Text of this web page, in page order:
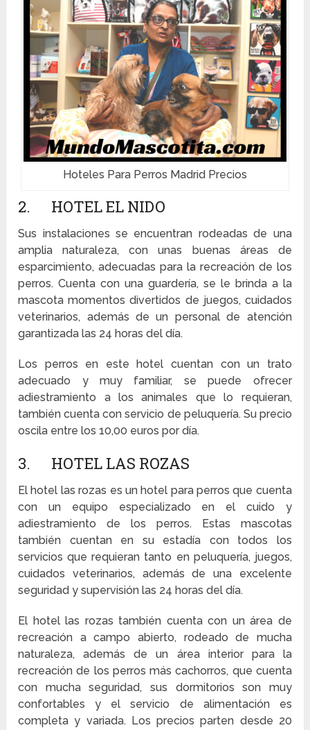
Hoteles Para Perros Madrid Precios
2. HOTEL EL NIDO
Sus instalaciones se encuentran rodeadas de una
amplia naturaleza, con unas buenas áreas de
esparcimiento, adecuadas para la recreación de los
perros. Cuenta con una guardería, se le brinda a la
mascota momentos divertidos de juegos, cuidados
veterinarios, además de un personal de atención
garantizada las 24 horas del día.
Los perros en este hotel cuentan con un trato
adecuado y muy familiar, se puede ofrecer
adiestramiento a los animales que lo requieran,
también cuenta con servicio de peluquería. Su precio
oscila entre los 10,00 euros por día.
3. HOTEL LAS ROZAS
El hotel las rozas es un hotel para perros que cuenta
con un equipo especializado en el cuido y
adiestramiento de los perros. Estas mascotas
también cuentan en su estadía con todos los
servicios que requieran tanto en peluquería, juegos,
cuidados veterinarios, además de una excelente
seguridad y supervisión las 24 horas del día.
El hotel las rozas también cuenta con un área de
recreación a campo abierto, rodeado de mucha
naturaleza, además de un área interior para la
recreación de los perros más cachorros, que cuenta
con mucha seguridad, sus dormitorios son muy
confortables y el servicio de alimentación es
completa y variada. Los precios parten desde 20